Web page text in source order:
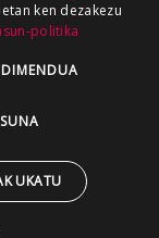
ken dezakezu
politika
UKATU